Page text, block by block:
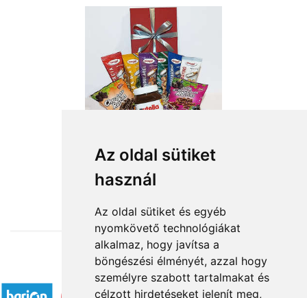
Az oldal sütiket
használ
Az oldal sütiket és egyéb
nyomkövető technológiákat
alkalmaz, hogy javítsa a
böngészési élményét, azzal hogy
személyre szabott tartalmakat és
célzott hirdetéseket jelenít meg,
Nasi csomag
15 400 Ft-tól
Elfogadott fizetési módok